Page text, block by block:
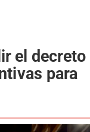
el
para